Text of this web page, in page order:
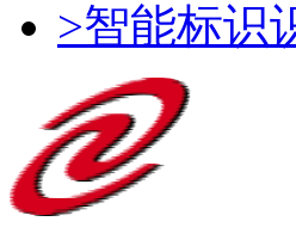
>智能标识